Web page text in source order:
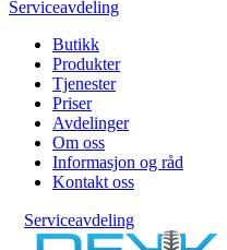
Serviceavdeling
Butikk
Produkter
Tjenester
Priser
Avdelinger
Om oss
Informasjon og råd
Kontakt oss
Serviceavdeling